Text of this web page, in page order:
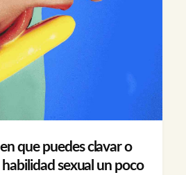
que puedes clavar o
habilidad sexual un poco